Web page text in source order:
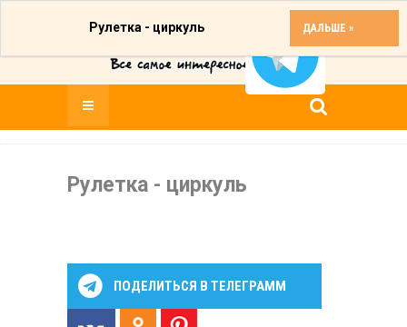
Рулетка - циркуль ДАЛЬШЕ »
Рулетка - циркуль
ПОДЕЛИТЬСЯ В ТЕЛЕГРАММ